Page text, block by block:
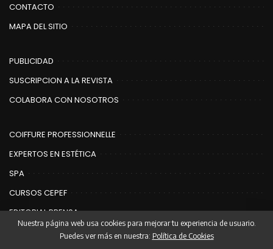
CONTACTO
MAPA DEL SITIO
PUBLICIDAD
SUSCRIPCION A LA REVISTA
COLABORA CON NOSOTROS
COIFFURE PROFESSIONNELLE
EXPERTOS EN ESTÉTICA
SPA
CURSOS CEPEF
EDITORIAL PRENSA
Nuestra página web usa cookies para mejorar tu experiencia de usuario.
Puedes ver más en nuestra: Política de Cookies